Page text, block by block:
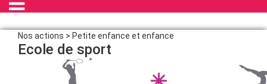
Nos actions > Petite enfance et enfance
Ecole de sport